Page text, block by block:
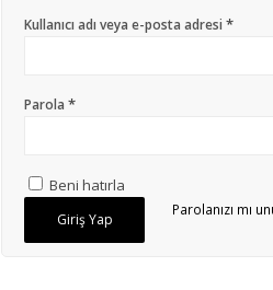
Kullanıcı adı veya e-posta adresi *
Parola *
Beni hatırla
Giriş Yap
Parolanızı mı